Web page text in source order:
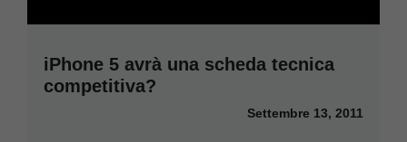
iPhone 5 avrà una scheda tecnica
competitiva?
Settembre 13, 2011